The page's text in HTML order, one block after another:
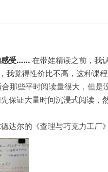
感受…… 在带娃精读之前，我
觉得性价比不高，这种课
那些平时阅读量很大，但是
保证大量时间沉浸式阅读，
达尔的《查理与巧克力工厂